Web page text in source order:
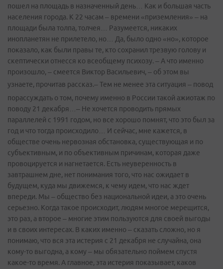
пошел на площадь в назначенный день… Как и большая часть
населения города. К 22 часам – времени «приземления» – на
площади была толпа, толчея… Разумеется, никаких
инопланетян не прилетело, но… Да, было одно «но», которое
показало, как были правы те, кто сохранил трезвую голову и
скептически отнесся ко всеобщему психозу. – А что именно
произошло, – смеется Виктор Васильевич, – об этом вы
узнаете, прочитав рассказ.– Тем не менее эта ситуация – повод
порассуждать о том, почему именно в России такой ажиотаж по
поводу 21 декабря…– Не хочется проводить прямых
параллелей с 1991 годом, но все хорошо помнят, что это был за
год и что тогда происходило… И сейчас, мне кажется, в
обществе очень нервозная обстановка, существующая и по
субъективным, и по объективным причинам, которая даже
провоцируется и нагнетается. Есть неуверенность в
завтрашнем дне, нет понимания того, что нас ожидает в
будущем, куда мы движемся, к чему идем, что нас ждет
впереди. Мы – общество без национальной идеи, а это очень
серьезно. Когда такое происходит, людям многое мерещится,
это раз, а второе – многие этим пользуются для своей выгоды
и в своих интересах. В каких именно – сказать сложно, но я
понимаю, что вся эта истерия с 21 декабря не случайна, она
кому-то выгодна, а кому – мы обязательно поймем спустя
какое­-то время. А главное, эта истерия показывает, каков